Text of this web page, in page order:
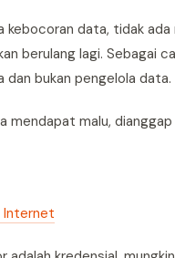
kebocoran data, tidak
berulang lagi.
bukan pengelola data.
mendapat malu,
Internet